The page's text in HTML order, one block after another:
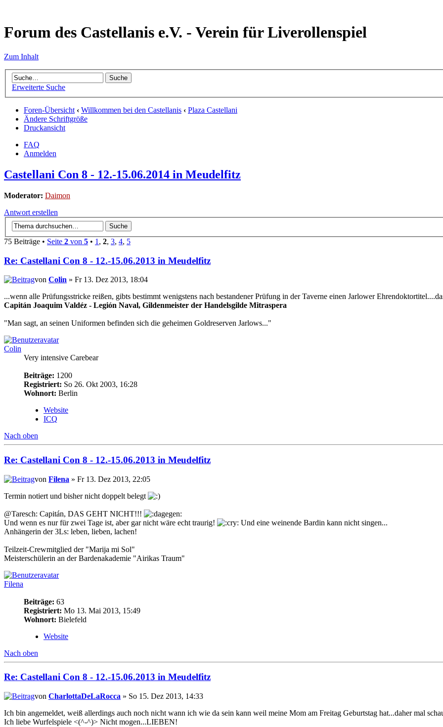
Forum des Castellanis e.V. - Verein für Liverollenspiel
Zum Inhalt
Erweiterte Suche
Foren-Übersicht ‹ Willkommen bei den Castellanis ‹ Plaza Castellani
Ändere Schriftgröße
Druckansicht
FAQ
Anmelden
Castellani Con 8 - 12.-15.06.2014 in Meudelfitz
Moderator: Daimon
Antwort erstellen
75 Beiträge • Seite 2 von 5 • 1 , 2, 3, 4, 5
Re: Castellani Con 8 - 12.-15.06.2013 in Meudelfitz
von Colin » Fr 13. Dez 2013, 18:04
...wenn alle Prüfungsstricke reißen, gibts bestimmt wenigstens nach bestandener Prüfung in der Taverne einen Jarlower
Capitán Joaquim Valdéz - Legión Naval, Gildenmeister der Handelsgilde Mitraspera
"Man sagt, an seinen Uniformen befinden sich die geheimen Goldreserven Jarlows..."
Colin
Very intensive Carebear
Beiträge: 1200
Registriert: So 26. Okt 2003, 16:28
Wohnort: Berlin
Website
ICQ
Nach oben
Re: Castellani Con 8 - 12.-15.06.2013 in Meudelfitz
von Filena » Fr 13. Dez 2013, 22:05
Termin notiert und bisher nicht doppelt belegt
@Taresch: Capitán, DAS GEHT NICHT!!!
Und wenn es nur für zwei Tage ist, aber gar nicht wäre echt traurig!
Und eine weinende Bardin kann nicht singen...
Anhängerin der 3Ls: leben, lieben, lachen!
Teilzeit-Crewmitglied der "Marija mi Sol"
Meisterschülerin an der Bardenakademie "Airikas Traum"
Filena
Beiträge: 63
Registriert: Mo 13. Mai 2013, 15:49
Wohnort: Bielefeld
Website
Nach oben
Re: Castellani Con 8 - 12.-15.06.2013 in Meudelfitz
von CharlottaDeLaRocca » So 15. Dez 2013, 14:33
Ich bin angemeldet, weiß allerdings auch noch nicht wann ich wie da sein kann weil meine Mom am Freitag Geburtstag hat...daher mal
Ich liebe Wurfelspiele <(^-^)> Nicht mogen...LIEBEN!